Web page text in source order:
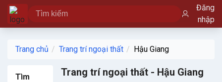
Đăng
nhập
Trang chủ Trang trí ngoại thất Hậu Giang
Trang trí ngoại thất - Hậu Giang
Tìm